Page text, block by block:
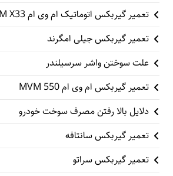
تعمیر گیربکس اتوماتیک ام وی ام MVM X33
تعمیر گیربکس جیلی امگرند
علت سوختن واشر سرسیلندر
تعمیر گیربکس ام وی ام 550 MVM
دلایل بالا رفتن مصرف سوخت خودرو
تعمیر گیربکس سانتافه
تعمیر گیربکس سراتو